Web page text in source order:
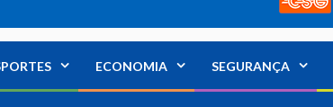
ECONOMIA SEGURANÇA